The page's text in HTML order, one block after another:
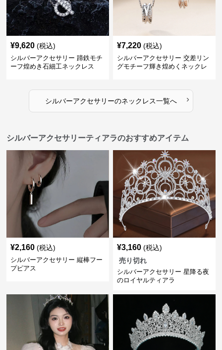
¥9,620 (税込)
シルバーアクセサリー 蹄鉄モチ
ーフ煌めき石細工ネックレス
¥7,220 (税込)
シルバーアクセサリー 交差リン
グモチーフ輝き煌めくネックレ
シルバーアクセサリーのネックレス一覧へ ›
シルバーアクセサリーティアラのおすすめアイテム
¥2,160 (税込)
シルバーアクセサリー 縦棒フー
プピアス
¥3,160 (税込)
売り切れ
シルバーアクセサリー 星降る夜
のロイヤルティアラ